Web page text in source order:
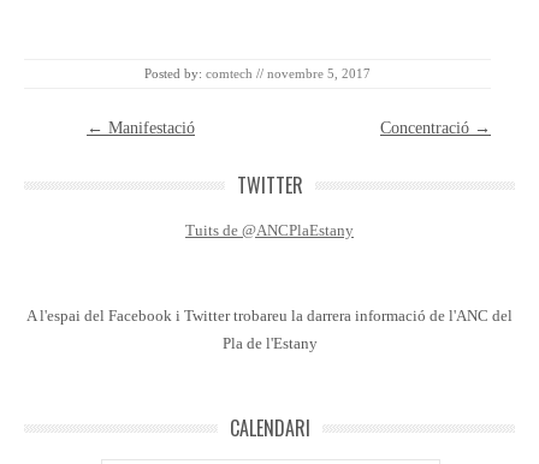
Posted by: comtech // novembre 5, 2017
Post navigation
← Manifestació Concentració →
TWITTER
Tuits de @ANCPlaEstany
A l'espai del Facebook i Twitter trobareu la darrera informació de l'ANC del
Pla de l'Estany
CALENDARI